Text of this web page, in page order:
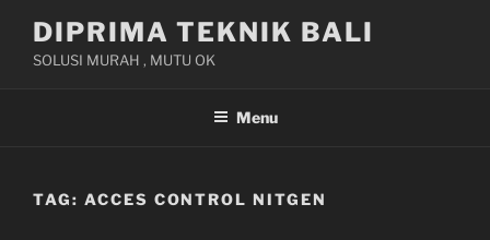
content
DIPRIMA TEKNIK BALI
SOLUSI MURAH , MUTU OK
Menu
TAG: ACCES CONTROL NITGEN